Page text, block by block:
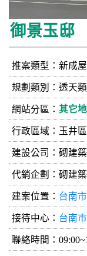
御景玉邸
推案類型：新成屋
規劃類別：透天類
網站分區： 其它
行政區域：玉井區
建設公司： 砌建
代銷企劃：砌建
建案位置： 台南
接待中心： 台南
聯絡時間：